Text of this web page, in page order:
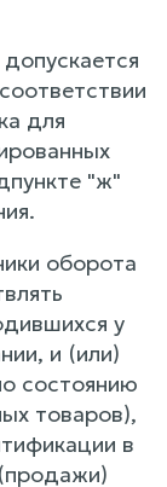
для
"ж"
оборота
у
и (или)
состоянию
товаров),
в